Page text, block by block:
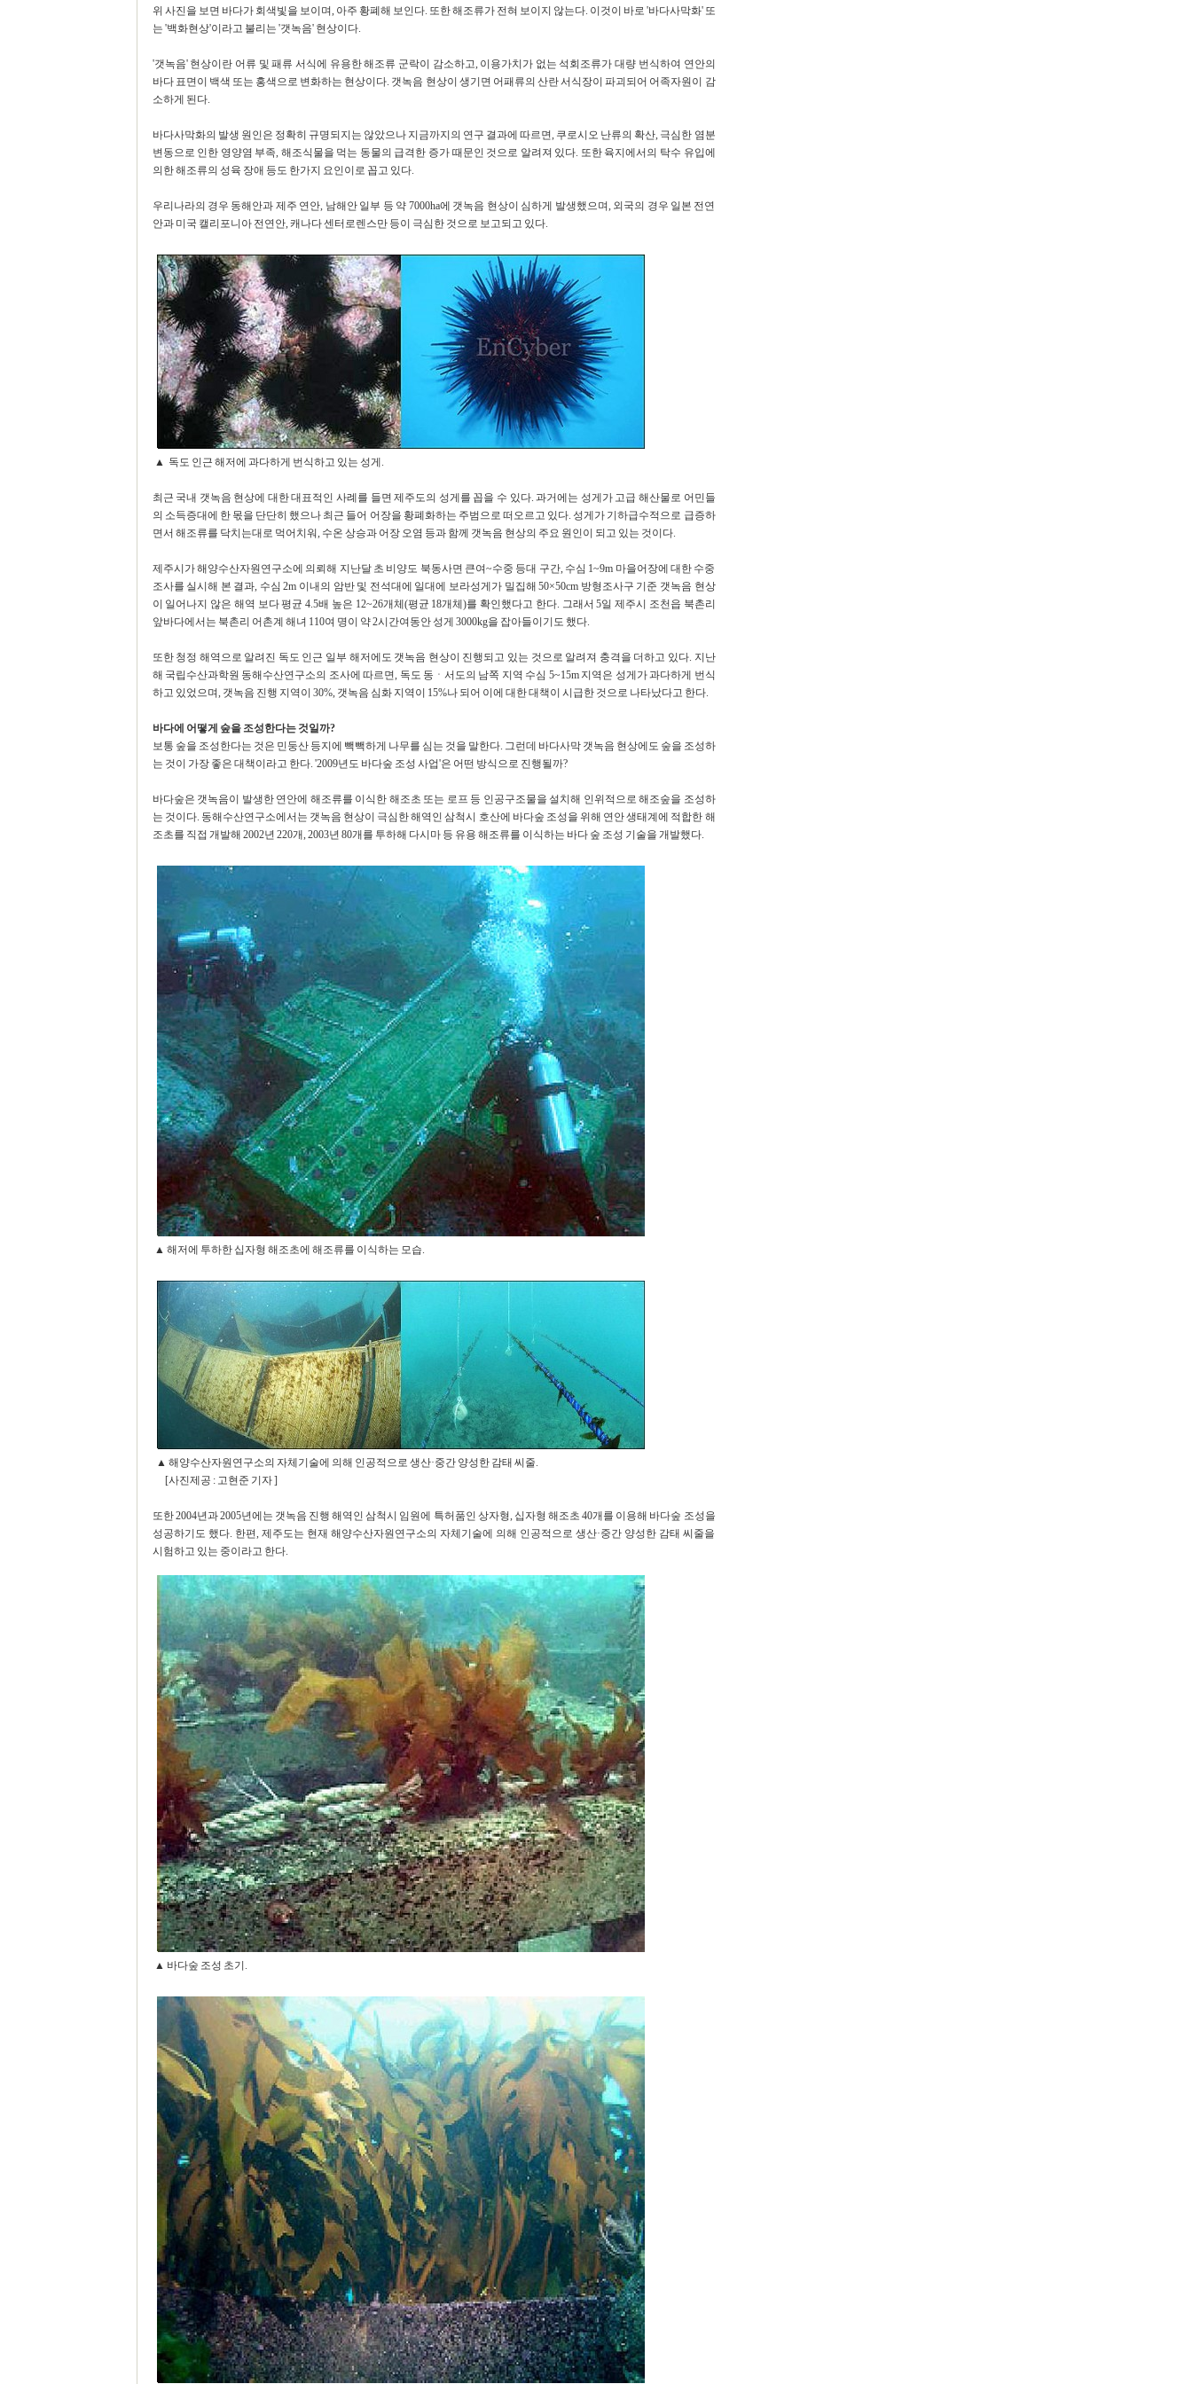
위 사진을 보면 바다가 회색빛을 보이며, 아주 황폐해 보인다. 또한 해조류가 전혀 보이지 않는다. 이것이 바로 '바다사막화' 또
는 '백화현상'이라고 불리는 '갯녹음' 현상이다.
'갯녹음' 현상이란 어류 및 패류 서식에 유용한 해조류 군락이 감소하고, 이용가치가 없는 석회조류가 대량 번식하여 연안의
바다 표면이 백색 또는 홍색으로 변화하는 현상이다. 갯녹음 현상이 생기면 어패류의 산란 서식장이 파괴되어 어족자원이 감
소하게 된다.
바다사막화의 발생 원인은 정확히 규명되지는 않았으나 지금까지의 연구 결과에 따르면, 쿠로시오 난류의 확산, 극심한 염분
변동으로 인한 영양염 부족, 해조식물을 먹는 동물의 급격한 증가 때문인 것으로 알려져 있다. 또한 육지에서의 탁수 유입에
의한 해조류의 성육 장애 등도 한가지 요인이로 꼽고 있다.
우리나라의 경우 동해안과 제주 연안, 남해안 일부 등 약 7000ha에 갯녹음 현상이 심하게 발생했으며, 외국의 경우 일본 전연
안과 미국 캘리포니아 전연안, 캐나다 센터로렌스만 등이 극심한 것으로 보고되고 있다.
▲ 독도 인근 해저에 과다하게 번식하고 있는 성게.
최근 국내 갯녹음 현상에 대한 대표적인 사례를 들면 제주도의 성게를 꼽을 수 있다. 과거에는 성게가 고급 해산물로 어민들
의 소득증대에 한 몫을 단단히 했으나 최근 들어 어장을 황폐화하는 주범으로 떠오르고 있다. 성게가 기하급수적으로 급증하
면서 해조류를 닥치는대로 먹어치워, 수온 상승과 어장 오염 등과 함께 갯녹음 현상의 주요 원인이 되고 있는 것이다.
제주시가 해양수산자원연구소에 의뢰해 지난달 초 비양도 북동사면 큰여~수중 등대 구간, 수심 1~9m 마을어장에 대한 수중
조사를 실시해 본 결과, 수심 2m 이내의 암반 및 전석대에 일대에 보라성게가 밀집해 50×50cm 방형조사구 기준 갯녹음 현상
이 일어나지 않은 해역 보다 평균 4.5배 높은 12~26개체(평균 18개체)를 확인했다고 한다. 그래서 5일 제주시 조천읍 북촌리
앞바다에서는 북촌리 어촌계 해녀 110여 명이 약 2시간여동안 성게 3000kg을 잡아들이기도 했다.
또한 청정 해역으로 알려진 독도 인근 일부 해저에도 갯녹음 현상이 진행되고 있는 것으로 알려져 충격을 더하고 있다. 지난
해 국립수산과학원 동해수산연구소의 조사에 따르면, 독도 동ㆍ서도의 남쪽 지역 수심 5~15m 지역은 성게가 과다하게 번식
하고 있었으며, 갯녹음 진행 지역이 30%, 갯녹음 심화 지역이 15%나 되어 이에 대한 대책이 시급한 것으로 나타났다고 한다.
바다에 어떻게 숲을 조성한다는 것일까?
보통 숲을 조성한다는 것은 민둥산 등지에 빽빽하게 나무를 심는 것을 말한다. 그런데 바다사막 갯녹음 현상에도 숲을 조성하
는 것이 가장 좋은 대책이라고 한다. '2009년도 바다숲 조성 사업'은 어떤 방식으로 진행될까?
바다숲은 갯녹음이 발생한 연안에 해조류를 이식한 해조초 또는 로프 등 인공구조물을 설치해 인위적으로 해조숲을 조성하
는 것이다. 동해수산연구소에서는 갯녹음 현상이 극심한 해역인 삼척시 호산에 바다숲 조성을 위해 연안 생태계에 적합한 해
조초를 직접 개발해 2002년 220개, 2003년 80개를 투하해 다시마 등 유용 해조류를 이식하는 바다 숲 조성 기술을 개발했다.
▲ 해저에 투하한 십자형 해조초에 해조류를 이식하는 모습.
▲ 해양수산자원연구소의 자체기술에 의해 인공적으로 생산·중간 양성한 감태 씨줄.
[사진제공 : 고현준 기자 ]
또한 2004년과 2005년에는 갯녹음 진행 해역인 삼척시 임원에 특허품인 상자형, 십자형 해조초 40개를 이용해 바다숲 조성을
성공하기도 했다. 한편, 제주도는 현재 해양수산자원연구소의 자체기술에 의해 인공적으로 생산·중간 양성한 감태 씨줄을
시험하고 있는 중이라고 한다.
▲ 바다숲 조성 초기.